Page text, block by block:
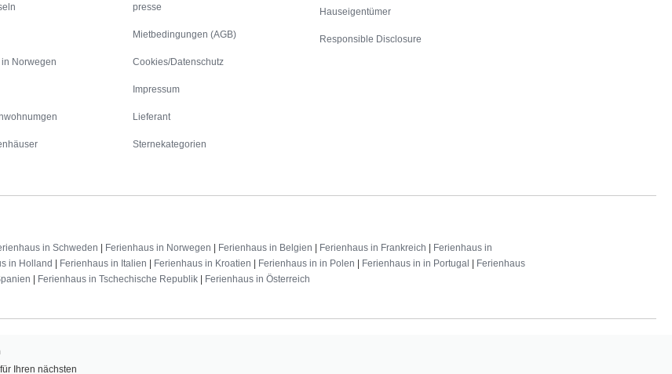
Norwegen
presse
Mietbedingungen (AGB)
Cookies/Datenschutz
Impressum
Lieferant
Sternekategorien
Hauseigentümer
Responsible Disclosure
in Schweden | Ferienhaus in Norwegen | Ferienhaus in Belgien | Ferienhaus in Frankreich | Ferienhaus in
in Holland | Ferienhaus in Italien | Ferienhaus in Kroatien | Ferienhaus in in Polen | Ferienhaus in in Portugal | Ferienhaus
| Ferienhaus in Tschechische Republik | Ferienhaus in Österreich
für Ihren nächsten